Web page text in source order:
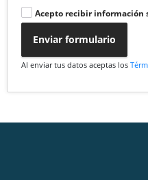
Acepto recibir
Enviar formulario
Al enviar tus datos aceptas los